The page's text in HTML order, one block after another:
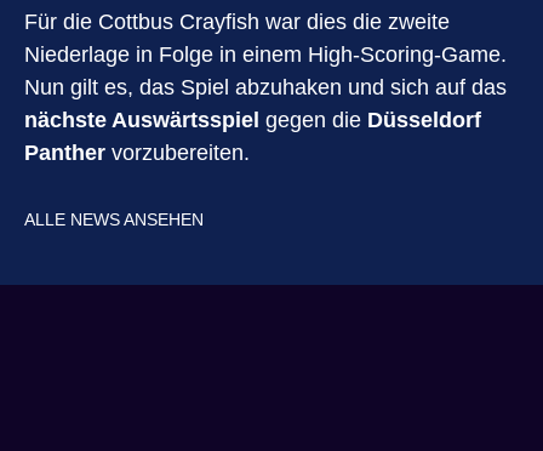
Für die Cottbus Crayfish war dies die zweite
Niederlage in Folge in einem High-Scoring-Game.
Nun gilt es, das Spiel abzuhaken und sich auf das
nächste Auswärtsspiel gegen die Düsseldorf
Panther vorzubereiten.
ALLE NEWS ANSEHEN